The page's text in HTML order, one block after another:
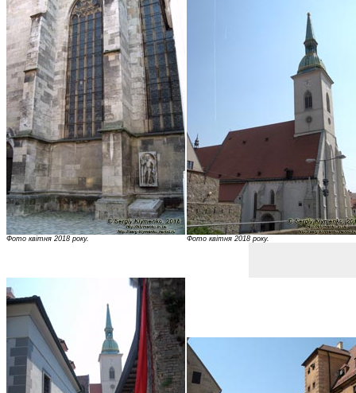
Фото квітня 2018 року. Фото квітня 2018 року.